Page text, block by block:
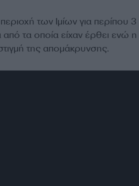
των Ιμίων για περίπου
τα οποία είχαν έρθει ενώ η
της απομάκρυνσης.